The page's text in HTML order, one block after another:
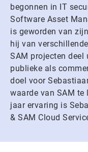
begonnen in IT
Software Asset
is geworden van
hij van
SAM projecten
publieke als
doel voor
waarde van SAM
jaar ervaring is
& SAM Cloud